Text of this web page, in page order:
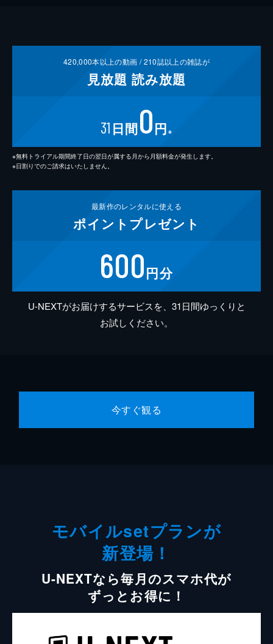
420,000本以上の動画 /210誌以上の雑誌が
見放題 読み放題
31 日間0円 ※
※無料トライアル期間終了日の翌日が属する月から月額料金が発生します。
※日割りでのご請求はいたしません。
最新作のレンタルに使える
ポイント プレゼント
600円分
U-NEXTがお届けするサービスを、31日間ゆっくりと
お試しください。
今すぐ観る
モバイルsetプランが
新登場！
U-NEXTなら毎月のスマホ代が
ずっとお得に！